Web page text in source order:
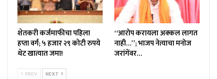
शेतकरी कर्जमाफीचा पहिला
हप्ता वर्ग; ५ हजार २९ कोटी रुपये
थेट खात्यात जमा!
“आरोप करायला अक्कल लागत
नाही…”; भाजप नेत्याचा मनोज
जरांगेंवर…
PREV NEXT